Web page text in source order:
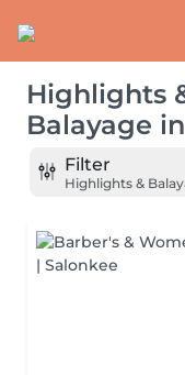
Highlights
Balayage in
Filter
Highlights &